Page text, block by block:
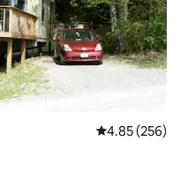
औसत रेटिंग 5 में से
4.85 (256)